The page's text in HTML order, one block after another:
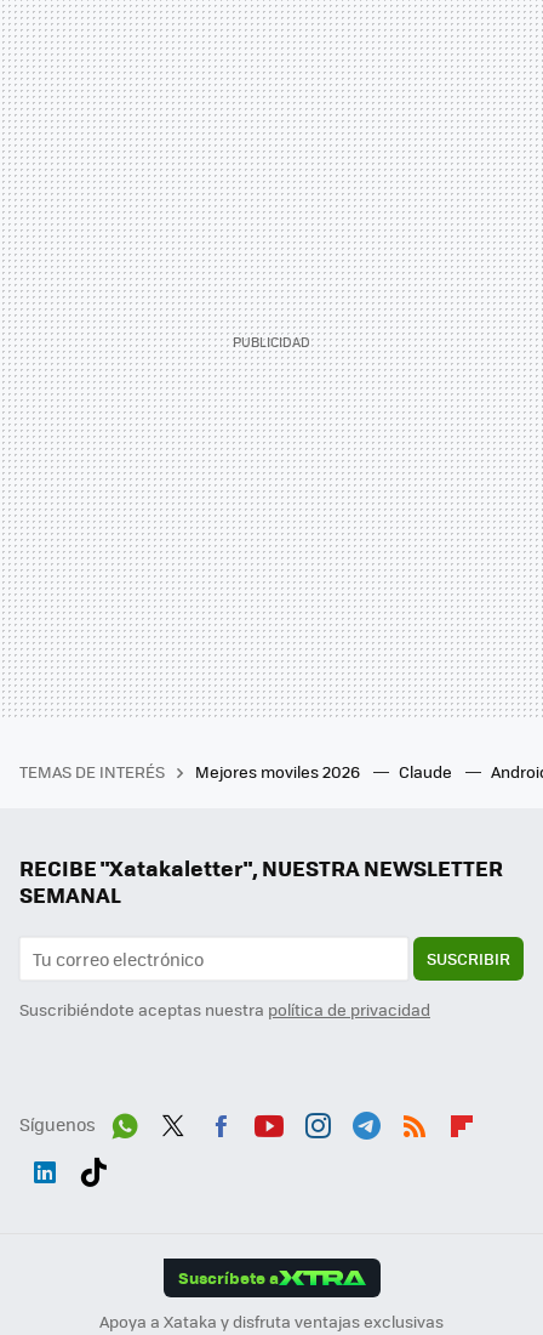
TEMAS DE INTERÉS Mejores moviles 2026 Claude
RECIBE "Xatakaletter", NUESTRA NEWSLETTER
SEMANAL
SUSCRIBIR
Suscribiéndote aceptas nuestra política de privacidad
Síguenos
Suscríbete a
Apoya a Xataka y disfruta ventajas exclusivas